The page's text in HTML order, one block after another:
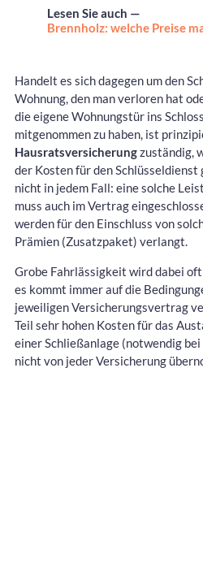
Lesen Sie auch —
Brennholz: welche Preise
Handelt es sich dagegen um den
Wohnung, den man verloren hat
die eigene Wohnungstür ins
mitgenommen zu haben, ist
Hausratsversicherungzuständig,
der Kosten für den
nicht in jedem Fall: eine solche
muss auch im Vertrag
werden für den Einschluss von
Prämien (Zusatzpaket) verlangt.
Grobe Fahrlässigkeit wird dabei
es kommt immer auf die
jeweiligen Versicherungsvertrag
Teil sehr hohen Kosten für das
einer Schließanlage (notwendig
nicht von jeder Versicherung